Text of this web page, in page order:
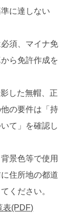
に達しない
須、マイナ免
ら免許作成を
した無帽、正
の要件は「持
て」を確認し
景色等で使用
住所地の都道
ください。
表(PDF)